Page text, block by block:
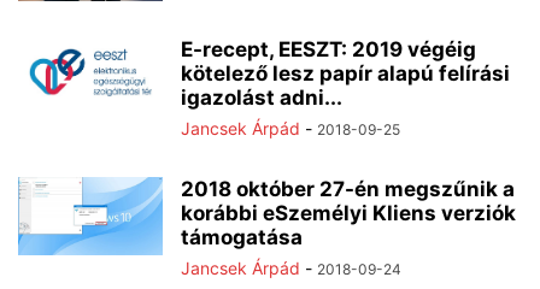
E-recept, EESZT: 2019 végéig
kötelező lesz papír alapú felírási
igazolást adni...
Jancsek Árpád - 2018-09-25
2018 október 27-én megszűnik a
korábbi eSzemélyi Kliens verziók
támogatása
Jancsek Árpád - 2018-09-24